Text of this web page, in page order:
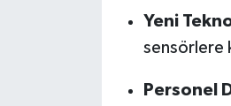
Yeni
sensörlere
Personel
OTOMOTİV